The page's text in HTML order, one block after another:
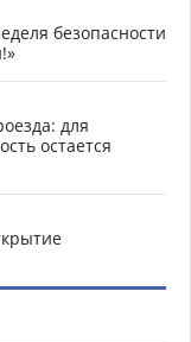
безопасности
для
остается